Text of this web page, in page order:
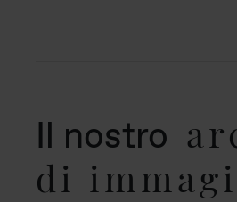
Il nostro
di